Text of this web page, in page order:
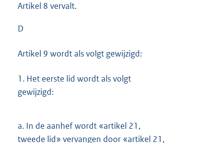
Artikel 8 vervalt.
D
Artikel 9 wordt als volgt gewijzigd:
1. Het eerste lid wordt als volgt
gewijzigd:
a. In de aanhef wordt «artikel 21,
tweede lid» vervangen door «artikel 21,